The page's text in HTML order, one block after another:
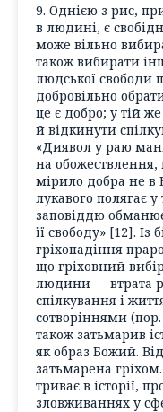
9. Однією з рис,
в людині, є
може вільно
також вибирати
людської свободи
добровільно
це є добро; у тій
й відкинути
«Диявол у раю
на
мірило добра не в
лукавого полягає
заповіддю
її свободу» [12]. Із
гріхопадіння
що гріховний
людини — втрата
спілкування і
сотворіннями (пор.
також затьмарив
як образ Божий.
затьмарена
триває в історії,
зловживаннях у